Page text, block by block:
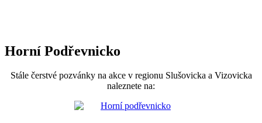
Horní Podřevnicko
Stále čerstvé pozvánky na akce v regionu Slušovicka a Vizovicka
naleznete na: